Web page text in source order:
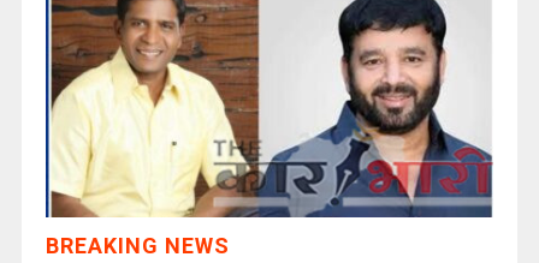
BREAKING NEWS